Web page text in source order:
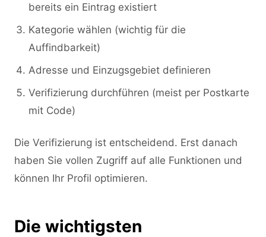
bereits ein Eintrag existiert
Kategorie wählen (wichtig für die
Auffindbarkeit)
Adresse und Einzugsgebiet definieren
Verifizierung durchführen (meist per Postkarte
mit Code)
Die Verifizierung ist entscheidend. Erst danach
haben Sie vollen Zugriff auf alle Funktionen und
können Ihr Profil optimieren.
Die wichtigsten